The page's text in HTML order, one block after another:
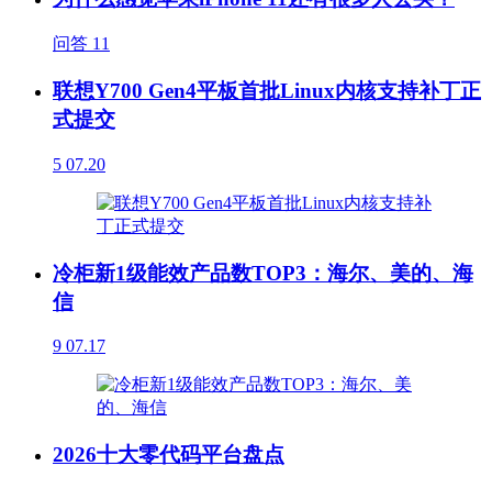
问答 11
联想Y700 Gen4平板首批Linux内核支持补丁正
式提交
5 07.20
冷柜新1级能效产品数TOP3：海尔、美的、海
信
9 07.17
2026十大零代码平台盘点